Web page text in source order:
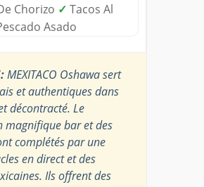
Chorizo ✓ Tacos Al
Asado
MEXITACO Oshawa sert
et authentiques dans
décontracté. Le
magnifique bar et des
complétés par une
en direct et des
Ils offrent des